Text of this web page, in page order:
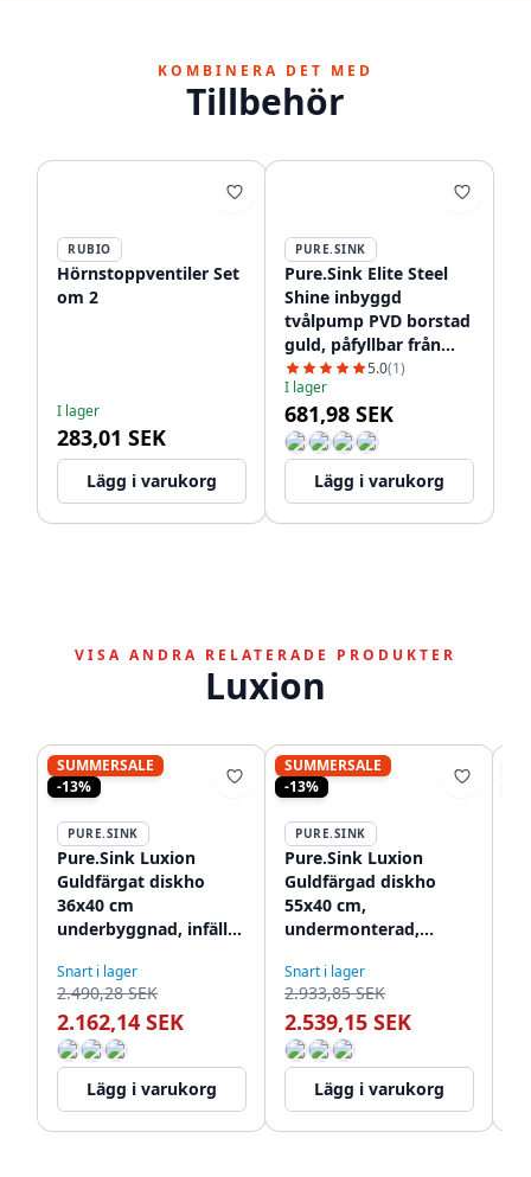
KOMBINERA DET MED
Tillbehör
RUBIO
Hörnstoppventiler Set
om 2
I lager
283,01 SEK
Lägg i varukorg
PURE.SINK
Pure.Sink Elite Steel
Shine inbyggd
tvålpump PVD borstad
guld, påfyllbar från
toppen PS9010-60
5.0(1)
I lager
681,98 SEK
Lägg i varukorg
VISA ANDRA RELATERADE PRODUKTER
Luxion
SUMMERSALE
-13%
PURE.SINK
Pure.Sink Luxion
Guldfärgat diskho
36x40 cm
underbyggnad, infälld
påbyggnad PLX3640-
60
Snart i lager
2.490,28 SEK
2.162,14 SEK
Lägg i varukorg
SUMMERSALE
-13%
PURE.SINK
Pure.Sink Luxion
Guldfärgad diskho
55x40 cm,
undermonterad,
PLX5540-60
Snart i lager
2.933,85 SEK
2.539,15 SEK
Lägg i varukorg